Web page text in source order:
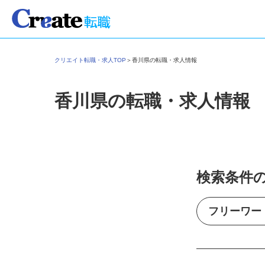
クリエイト転職・求人TOP＞香川県の転職・求人情報
香川県の転職・求人情報
検索条件